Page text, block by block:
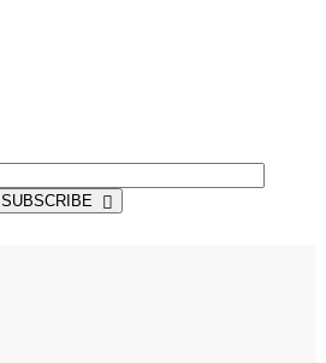
SUBSCRIBE